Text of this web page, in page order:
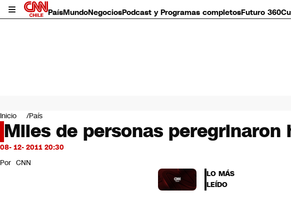
PaísMundoNegociosPodcast y Programas completosFuturo 360
Mundo
Negocios
Deportes
Programas completos
Servicios
Inicio País
Miles de personas peregrinaron
08- 12- 2011 20:30
Por CNN
LO MÁS
LEÍDO